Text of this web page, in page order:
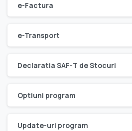
e-Factura
e-Transport
Declaratia SAF-T de Stocuri
Optiuni program
Update-uri program